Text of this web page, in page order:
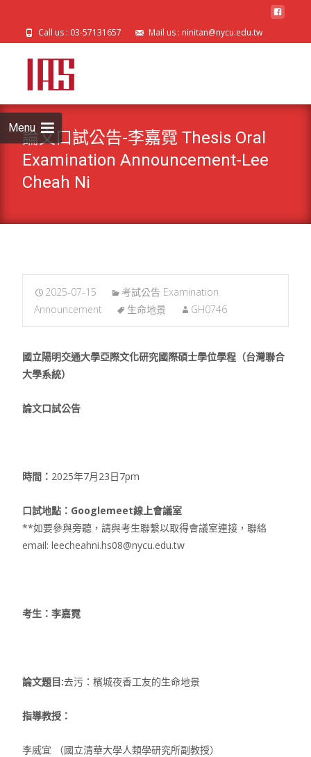
Call us : 03-57131657 Mail us : ninitan@nycu.edu.tw
Menu
論文口試公告-李嘉霓 Thesis Oral
Examination Announcement-Lee
Cheah Ni
2025-07-15
考試公告 Examination
Announcement
生命地景 GH0746
國立陽明交通大學亞際文化研究國際碩士學位學程（台灣聯合
大學系統）
論文口試公告
時間： 2025年7月23日7pm
口試地點：Googlemeet線上會議室
**如要參與旁聽，請與考生聯繫以取得會議室連接，聯絡
email: leecheahni.hs08@nycu.edu.tw
考生：李嘉霓
論文題目:去污：檳城夜香工友的生命地景
指導教授：
李威宜 （國立清華大學人類學研究所副教授）